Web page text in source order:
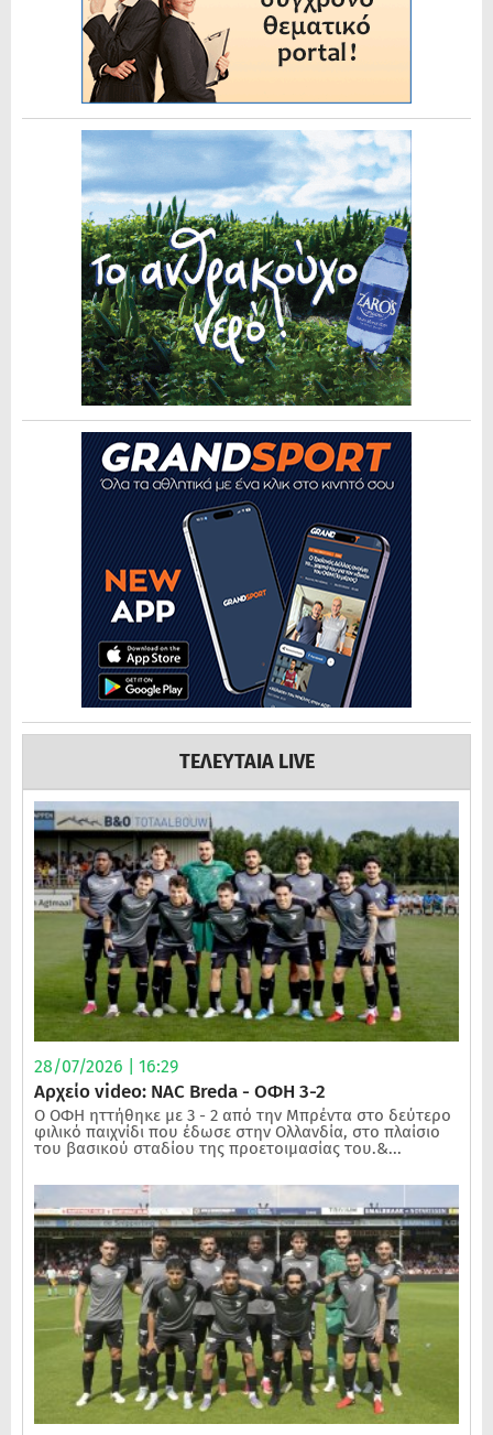
ΤΕΛΕΥΤΑΙΑ LIVE
28/07/2026 | 16:29
Αρχείο video: NAC Breda - ΟΦΗ 3-2
Ο ΟΦΗ ηττήθηκε με 3 - 2 από την Μπρέντα στο δεύτερο
φιλικό παιχνίδι που έδωσε στην Ολλανδία, στο πλαίσιο
του βασικού σταδίου της προετοιμασίας του.&...